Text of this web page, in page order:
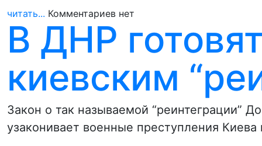
читать... Комментариев нет
В ДНР
киевским
Закон о так называемой “реинтеграции”
узаконивает военные преступления